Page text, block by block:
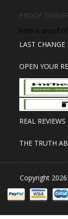
PROOF
here is proof
LAST CHANGE
OPEN YOUR
REAL REVIEWS
THE TRUTH
Copyright 2026